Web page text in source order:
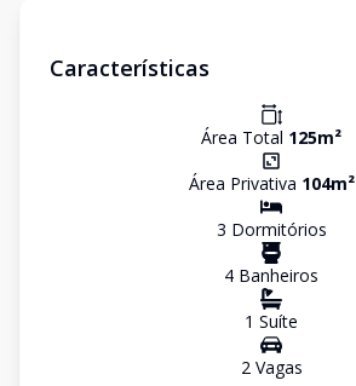
Características
Área Total 125m²
Área Privativa 104m²
3 Dormitórios
4 Banheiros
1 Suíte
2Vagas